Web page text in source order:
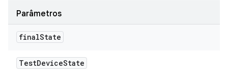
Parâmetros
finalState
TestDeviceState